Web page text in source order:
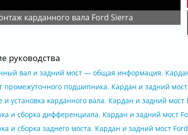
карданного вала Ford Sierra
руководства
вал и задний мост — общая информация.
промежуточного подшипника. Кардан и задний
и установка карданного вала. Кардан и задний мост
и сборка дифференциала. Кардан и задний мост
и сборка заднего моста. Кардан и задний мост